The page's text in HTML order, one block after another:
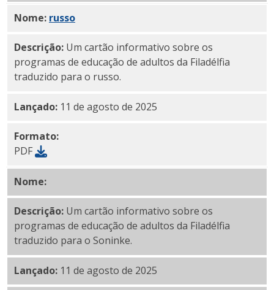
Nome: PDF
russo
Descrição: Um cartão informativo sobre os
programas de educação de adultos da Filadélfia
traduzido para o russo.
Lançado: 11 de agosto de 2025
Formato:
PDF
Nome:PDF original
Descrição: Um cartão informativo sobre os
programas de educação de adultos da Filadélfia
traduzido para o Soninke.
Lançado: 11 de agosto de 2025